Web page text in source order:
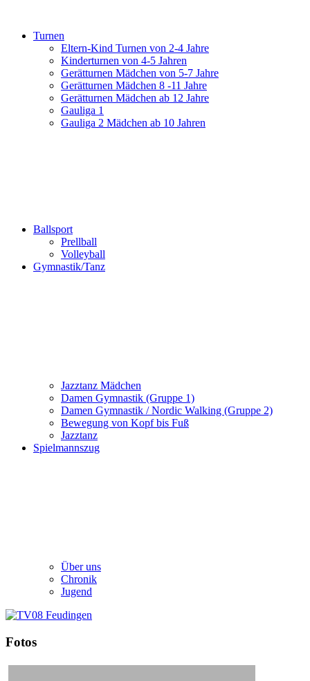
Turnen
Eltern-Kind Turnen von 2-4 Jahre
Kinderturnen von 4-5 Jahren
Gerätturnen Mädchen von 5-7 Jahre
Gerätturnen Mädchen 8 -11 Jahre
Gerätturnen Mädchen ab 12 Jahre
Gauliga 1
Gauliga 2 Mädchen ab 10 Jahren
Ballsport
Prellball
Volleyball
Gymnastik/Tanz
Jazztanz Mädchen
Damen Gymnastik (Gruppe 1)
Damen Gymnastik / Nordic Walking (Gruppe 2)
Bewegung von Kopf bis Fuß
Jazztanz
Spielmannszug
Über uns
Chronik
Jugend
Fotos